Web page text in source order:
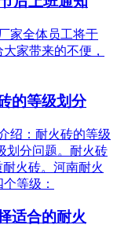
家全体员工将于
家带来的不便，
的等级划分
绍：耐火砖的等级
划分问题。耐火砖
火砖。河南耐火
等级：
适合的耐火